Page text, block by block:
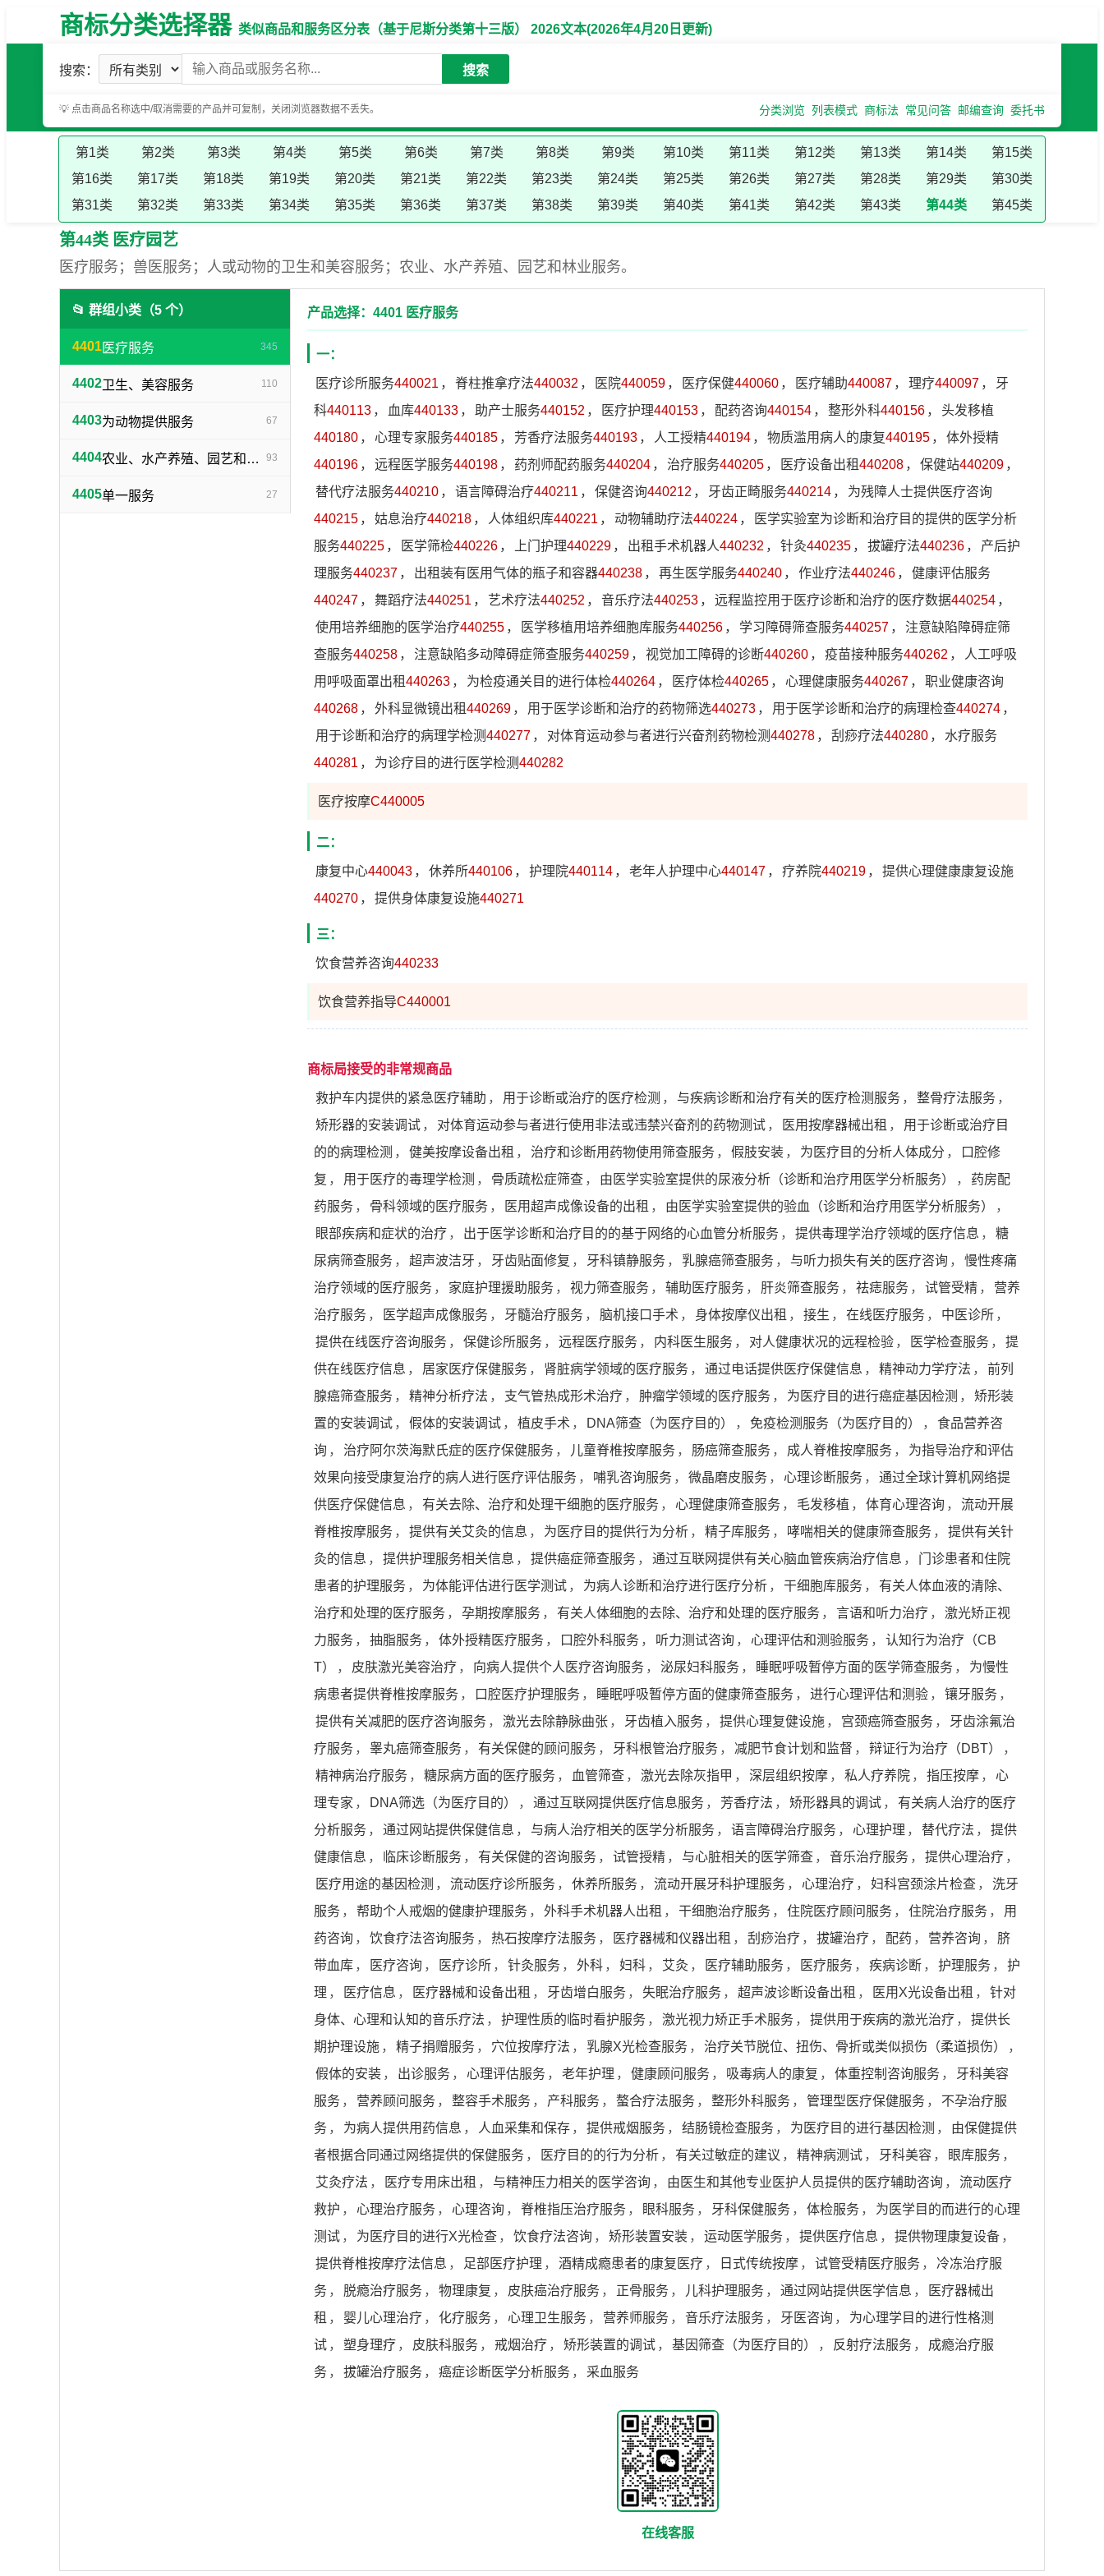
商标分类选择器类似商品和服务区分表（基于尼斯分类第十三版） 2026文本(2026年4月20日更新)
搜索： 搜索
💡 点击商品名称选中/取消需要的产品并可复制，关闭浏览器数据不丢失。 分类浏览 列表模式 商标法 常见问答 邮编查询 委托书
第1类 第2类 第3类 第4类 第5类 第6类 第7类 第8类 第9类 第10类 第11类 第12类 第13类 第14类
第15类
第16类
第17类 第18类 第19类 第20类 第21类 第22类 第23类 第24类 第25类 第26类 第27类 第28类 第29类
第30类
第31类
第32类 第33类 第34类 第35类 第36类 第37类 第38类 第39类 第40类 第41类 第42类 第43类 第44类 第45类
第44类 医疗园艺
医疗服务；兽医服务；人或动物的卫生和美容服务；农业、水产养殖、园艺和林业服务。
📂 群组小类（5 个）
4401医疗服务 345
4402卫生、美容服务 110
4403为动物提供服务 67
4404 农业、水产养殖、园艺和林业服务 93
4405单一服务 27
产品选择：4401 医疗服务
一：
医疗诊所服务440021 ， 脊柱推拿疗法440032 ， 医院440059 ， 医疗保健440060 ， 医疗辅助440087 ， 理疗440097 ，
牙
科440113 ， 血库440133 ， 助产士服务440152 ， 医疗护理440153 ， 配药咨询440154 ， 整形外科440156 ，
头发移植
440180 ， 心理专家服务440185 ， 芳香疗法服务440193 ， 人工授精440194 ， 物质滥用病人的康复440195 ，
体外授精
440196 ， 远程医学服务440198 ， 药剂师配药服务440204 ， 治疗服务440205 ， 医疗设备出租440208 ， 保健站440209 ，
替代疗法服务440210 ， 语言障碍治疗440211 ， 保健咨询440212 ， 牙齿正畸服务440214 ，
为残障人士提供医疗咨询
440215 ， 姑息治疗440218 ， 人体组织库440221 ， 动物辅助疗法440224 ，
医学实验室为诊断和治疗目的提供的医学分析
服务440225 ， 医学筛检440226 ， 上门护理440229 ， 出租手术机器人440232 ， 针灸440235 ， 拔罐疗法440236 ，
产后护
理服务440237 ， 出租装有医用气体的瓶子和容器440238 ， 再生医学服务440240 ， 作业疗法440246 ，
健康评估服务
440247 ， 舞蹈疗法440251 ， 艺术疗法440252 ， 音乐疗法440253 ， 远程监控用于医疗诊断和治疗的医疗数据440254 ，
使用培养细胞的医学治疗440255 ， 医学移植用培养细胞库服务440256 ， 学习障碍筛查服务440257 ，
注意缺陷障碍症筛
查服务440258 ， 注意缺陷多动障碍症筛查服务440259 ， 视觉加工障碍的诊断440260 ， 疫苗接种服务440262 ，
人工呼吸
用呼吸面罩出租440263 ， 为检疫通关目的进行体检440264 ， 医疗体检440265 ， 心理健康服务440267 ，
职业健康咨询
440268 ， 外科显微镜出租440269 ， 用于医学诊断和治疗的药物筛选440273 ， 用于医学诊断和治疗的病理检查440274 ，
用于诊断和治疗的病理学检测440277 ， 对体育运动参与者进行兴奋剂药物检测440278 ， 刮痧疗法440280 ，
水疗服务
440281 ， 为诊疗目的进行医学检测440282
医疗按摩C440005
二：
康复中心440043 ， 休养所440106 ， 护理院440114 ， 老年人护理中心440147 ， 疗养院440219 ，
提供心理健康康复设施
440270 ， 提供身体康复设施440271
三：
饮食营养咨询440233
饮食营养指导C440001
商标局接受的非常规商品
救护车内提供的紧急医疗辅助 ， 用于诊断或治疗的医疗检测 ， 与疾病诊断和治疗有关的医疗检测服务 ， 整骨疗法服务 ，
矫形器的安装调试 ， 对体育运动参与者进行使用非法或违禁兴奋剂的药物测试 ， 医用按摩器械出租 ，
用于诊断或治疗目
的的病理检测 ， 健美按摩设备出租 ， 治疗和诊断用药物使用筛查服务 ， 假肢安装 ， 为医疗目的分析人体成分 ，
口腔修
复 ， 用于医疗的毒理学检测 ， 骨质疏松症筛查 ， 由医学实验室提供的尿液分析（诊断和治疗用医学分析服务） ，
药房配
药服务 ， 骨科领域的医疗服务 ， 医用超声成像设备的出租 ， 由医学实验室提供的验血（诊断和治疗用医学分析服务）
，
眼部疾病和症状的治疗 ， 出于医学诊断和治疗目的的基于网络的心血管分析服务 ， 提供毒理学治疗领域的医疗信息 ，
糖
尿病筛查服务 ， 超声波洁牙 ， 牙齿贴面修复 ， 牙科镇静服务 ， 乳腺癌筛查服务 ， 与听力损失有关的医疗咨询 ，
慢性疼痛
治疗领域的医疗服务 ， 家庭护理援助服务 ， 视力筛查服务 ， 辅助医疗服务 ， 肝炎筛查服务 ， 祛痣服务 ， 试管受精 ，
营养
治疗服务 ， 医学超声成像服务 ， 牙髓治疗服务 ， 脑机接口手术 ， 身体按摩仪出租 ， 接生 ， 在线医疗服务 ， 中医诊所 ，
提供在线医疗咨询服务 ， 保健诊所服务 ， 远程医疗服务 ， 内科医生服务 ， 对人健康状况的远程检验 ， 医学检查服务 ，
提
供在线医疗信息 ， 居家医疗保健服务 ， 肾脏病学领域的医疗服务 ， 通过电话提供医疗保健信息 ， 精神动力学疗法 ，
前列
腺癌筛查服务 ， 精神分析疗法 ， 支气管热成形术治疗 ， 肿瘤学领域的医疗服务 ， 为医疗目的进行癌症基因检测 ，
矫形装
置的安装调试 ， 假体的安装调试 ， 植皮手术 ， DNA筛查（为医疗目的） ， 免疫检测服务（为医疗目的） ，
食品营养咨
询 ， 治疗阿尔茨海默氏症的医疗保健服务 ， 儿童脊椎按摩服务 ， 肠癌筛查服务 ， 成人脊椎按摩服务 ，
为指导治疗和评估
效果向接受康复治疗的病人进行医疗评估服务 ， 哺乳咨询服务 ， 微晶磨皮服务 ， 心理诊断服务 ，
通过全球计算机网络提
供医疗保健信息 ， 有关去除、治疗和处理干细胞的医疗服务 ， 心理健康筛查服务 ， 毛发移植 ， 体育心理咨询 ，
流动开展
脊椎按摩服务 ， 提供有关艾灸的信息 ， 为医疗目的提供行为分析 ， 精子库服务 ， 哮喘相关的健康筛查服务 ，
提供有关针
灸的信息 ， 提供护理服务相关信息 ， 提供癌症筛查服务 ， 通过互联网提供有关心脑血管疾病治疗信息 ，
门诊患者和住院
患者的护理服务 ， 为体能评估进行医学测试 ， 为病人诊断和治疗进行医疗分析 ， 干细胞库服务 ，
有关人体血液的清除、
治疗和处理的医疗服务 ， 孕期按摩服务 ， 有关人体细胞的去除、治疗和处理的医疗服务 ， 言语和听力治疗 ，
激光矫正视
力服务 ， 抽脂服务 ， 体外授精医疗服务 ， 口腔外科服务 ， 听力测试咨询 ， 心理评估和测验服务 ，
认知行为治疗（CB
T）
， 皮肤激光美容治疗 ， 向病人提供个人医疗咨询服务 ， 泌尿妇科服务 ， 睡眠呼吸暂停方面的医学筛查服务 ，
为慢性
病患者提供脊椎按摩服务 ， 口腔医疗护理服务 ， 睡眠呼吸暂停方面的健康筛查服务 ， 进行心理评估和测验 ， 镶牙服务 ，
提供有关减肥的医疗咨询服务 ， 激光去除静脉曲张 ， 牙齿植入服务 ， 提供心理复健设施 ， 宫颈癌筛查服务 ，
牙齿涂氟治
疗服务 ， 睾丸癌筛查服务 ， 有关保健的顾问服务 ， 牙科根管治疗服务 ， 减肥节食计划和监督 ， 辩证行为治疗（DBT）
，
精神病治疗服务 ， 糖尿病方面的医疗服务 ， 血管筛查 ， 激光去除灰指甲 ， 深层组织按摩 ， 私人疗养院 ， 指压按摩 ，
心
理专家 ， DNA筛选（为医疗目的） ， 通过互联网提供医疗信息服务 ， 芳香疗法 ， 矫形器具的调试 ，
有关病人治疗的医疗
分析服务 ， 通过网站提供保健信息 ， 与病人治疗相关的医学分析服务 ， 语言障碍治疗服务 ， 心理护理 ， 替代疗法 ，
提供
健康信息 ， 临床诊断服务 ， 有关保健的咨询服务 ， 试管授精 ， 与心脏相关的医学筛查 ， 音乐治疗服务 ， 提供心理治疗 ，
医疗用途的基因检测 ， 流动医疗诊所服务 ， 休养所服务 ， 流动开展牙科护理服务 ， 心理治疗 ， 妇科宫颈涂片检查 ，
洗牙
服务 ， 帮助个人戒烟的健康护理服务 ， 外科手术机器人出租 ， 干细胞治疗服务 ， 住院医疗顾问服务 ， 住院治疗服务 ，
用
药咨询 ， 饮食疗法咨询服务 ， 热石按摩疗法服务 ， 医疗器械和仪器出租 ， 刮痧治疗 ， 拔罐治疗 ， 配药 ， 营养咨询 ，
脐
带血库 ， 医疗咨询 ， 医疗诊所 ， 针灸服务 ， 外科 ， 妇科 ， 艾灸 ， 医疗辅助服务 ， 医疗服务 ， 疾病诊断 ， 护理服务 ，
护
理 ， 医疗信息 ， 医疗器械和设备出租 ， 牙齿增白服务 ， 失眠治疗服务 ， 超声波诊断设备出租 ， 医用X光设备出租 ，
针对
身体、心理和认知的音乐疗法 ， 护理性质的临时看护服务 ， 激光视力矫正手术服务 ， 提供用于疾病的激光治疗 ，
提供长
期护理设施 ， 精子捐赠服务 ， 穴位按摩疗法 ， 乳腺X光检查服务 ， 治疗关节脱位、扭伤、骨折或类似损伤（柔道损伤）
，
假体的安装 ， 出诊服务 ， 心理评估服务 ， 老年护理 ， 健康顾问服务 ， 吸毒病人的康复 ， 体重控制咨询服务 ，
牙科美容
服务 ， 营养顾问服务 ， 整容手术服务 ， 产科服务 ， 螯合疗法服务 ， 整形外科服务 ， 管理型医疗保健服务 ，
不孕治疗服
务 ， 为病人提供用药信息 ， 人血采集和保存 ， 提供戒烟服务 ， 结肠镜检查服务 ， 为医疗目的进行基因检测 ，
由保健提供
者根据合同通过网络提供的保健服务 ， 医疗目的的行为分析 ， 有关过敏症的建议 ， 精神病测试 ， 牙科美容 ， 眼库服务 ，
艾灸疗法 ， 医疗专用床出租 ， 与精神压力相关的医学咨询 ， 由医生和其他专业医护人员提供的医疗辅助咨询 ，
流动医疗
救护 ， 心理治疗服务 ， 心理咨询 ， 脊椎指压治疗服务 ， 眼科服务 ， 牙科保健服务 ， 体检服务 ，
为医学目的而进行的心理
测试 ， 为医疗目的进行X光检查 ， 饮食疗法咨询 ， 矫形装置安装 ， 运动医学服务 ， 提供医疗信息 ， 提供物理康复设备 ，
提供脊椎按摩疗法信息 ， 足部医疗护理 ， 酒精成瘾患者的康复医疗 ， 日式传统按摩 ， 试管受精医疗服务 ，
冷冻治疗服
务 ， 脱瘾治疗服务 ， 物理康复 ， 皮肤癌治疗服务 ， 正骨服务 ， 儿科护理服务 ， 通过网站提供医学信息 ，
医疗器械出
租 ， 婴儿心理治疗 ， 化疗服务 ， 心理卫生服务 ， 营养师服务 ， 音乐疗法服务 ， 牙医咨询 ，
为心理学目的进行性格测
试 ， 塑身理疗 ， 皮肤科服务 ， 戒烟治疗 ， 矫形装置的调试 ， 基因筛查（为医疗目的） ， 反射疗法服务 ，
成瘾治疗服
务 ， 拔罐治疗服务 ， 癌症诊断医学分析服务 ， 采血服务
在线客服